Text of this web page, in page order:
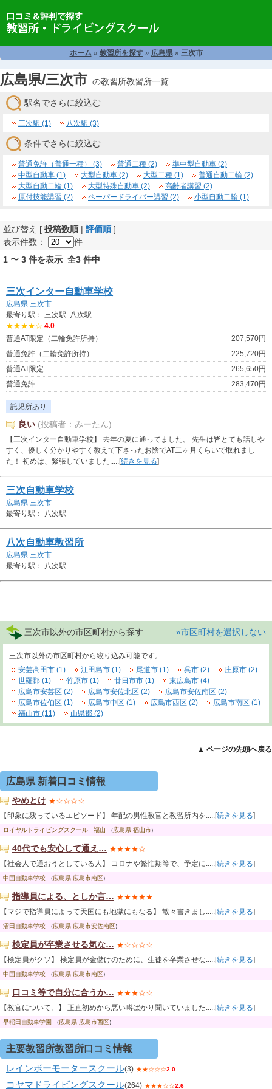
ホーム» 教習所を探す» 広島県» 三次市
広島県/三次市 の教習所教習所一覧
駅名でさらに絞込む
三次駅 (1) 八次駅 (3)
条件でさらに絞込む
普通免許（普通一種） (3) 普通二種 (2)
準中型自動車 (2)
中型自動車 (1)
大型自動車 (2) 大型二種 (1)
普通自動二輪 (2)
大型自動二輪 (1)
大型特殊自動車 (2)
高齢者講習 (2)
原付技能講習 (2)
ペーパードライバー講習 (2) 小型自動二輪 (1)
並び替え [ 投稿数順| 評価順]
表示件数：
件
1 〜 3 件を表示 全3 件中
三次インター自動車学校
広島県 三次市
最寄り駅： 三次駅 八次駅
★★★★☆ 4.0
普通AT限定（二輪免許所持）
207,570円
普通免許（二輪免許所持）
225,720円
普通AT限定
265,650円
普通免許
283,470円
託児所あり
良い (投稿者：みーたん)
【三次インター自動車学校】 去年の夏に通ってました。 先生は皆とても話しや
すく、優しく分かりやすく教えて下さったお陰でAT二ヶ月くらいで取れまし
た！ 初めは、緊張していました.....[続きを見る]
三次自動車学校
広島県 三次市
最寄り駅： 八次駅
八次自動車教習所
広島県 三次市
最寄り駅： 八次駅
三次市以外の市区町村から探す »市区町村を選択しない
三次市以外の市区町村から絞り込み可能です。
安芸高田市 (1)
江田島市 (1) 尾道市 (1) 呉市 (2)
庄原市 (2)
世羅郡 (1)
竹原市 (1) 廿日市市 (1)
東広島市 (4)
広島市安芸区 (2)
広島市安佐北区 (2)
広島市安佐南区 (2)
広島市佐伯区 (1)
広島市中区 (1) 広島市西区 (2)
広島市南区 (1)
福山市 (11)
山県郡 (2)
▲ ページの先頭へ戻る
広島県 新着口コミ情報
やめとけ ★☆☆☆☆
【印象に残っているエピソード】 年配の男性教官と教習所内を.....[続きを見る]
ロイヤルドライビングスクール 福山 (広島県 福山市)
40代でも安心して通え… ★★★★☆
【社会人で通おうとしている人】 コロナや繁忙期等で、予定に.....[続きを見る]
中国自動車学校 (広島県 広島市南区)
指導員による、としか言… ★★★★★
【マジで指導員によって天国にも地獄にもなる】 散々書きまし.....[続きを見る]
沼田自動車学校 (広島県 広島市安佐南区)
検定員が卒業させる気な… ★☆☆☆☆
【検定員がクソ】 検定員が金儲けのために、生徒を卒業させな.....[続きを見る]
中国自動車学校 (広島県 広島市南区)
口コミ等で自分に合うか… ★★★☆☆
【教官について。】 正直初めから悪い噂ばかり聞いていました.....[続きを見る]
早稲田自動車学園 (広島県 広島市西区)
主要教習所教習所口コミ情報
レインボーモータースクール(3) ★★☆☆☆2.0
コヤマドライビングスクール(264) ★★★☆☆2.6